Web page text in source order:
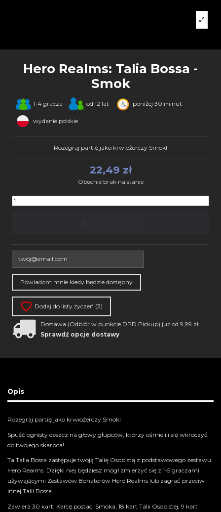
Hero Realms: Talia Bossa -
Smok
1-4 gracza od 12 lat poniżej 30 minut
wydanie polskie
Rozegraj partię jako krwiożerczy Smok!
22,49 zł
Obecnie brak na stanie
Dodaj do listy życzeń (3)
Dostawa (Odbiór w punkcie DPD Pickup) już od 9,99 zł.
Sprawdź opcje dostawy
Opis
Rozegraj partię jako krwiożerczy Smok!
Spuść ognisty deszcz na głowy głupców, którzy ośmielili się wkroczyć
do twojego skarbca!
Ta Talia Bossa zastępuje twoją Talię Osobistą z podstawowego zestawu
Hero Realms. Dzięki niej będziesz mógł zmierzyć się z 1-5 graczami
używającymi Zestawów Bohaterów Hero Realms lub zagrać przeciw
innej Talii Bossa.
Zawiera 30 kart: Kartę postaci Smoka, 18 kart Talii Osobistej, 9 kart